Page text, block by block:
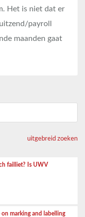
Het is niet dat er
payroll
maanden gaat
uitgebreid zoeken
failliet? Is UWV
on marking and labelling